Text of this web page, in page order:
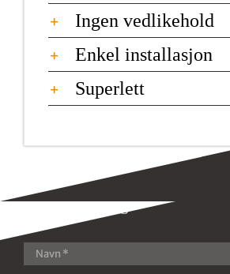
Ingen vedlikehold
Enkel installasjon
Superlett
KONTAKT OSS